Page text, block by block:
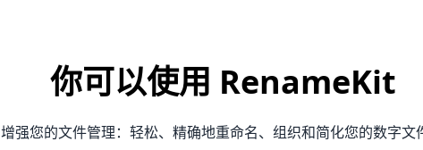
你可以使用 RenameKit
增强您的文件管理：轻松、精确地重命名、组织和简化您的数字文